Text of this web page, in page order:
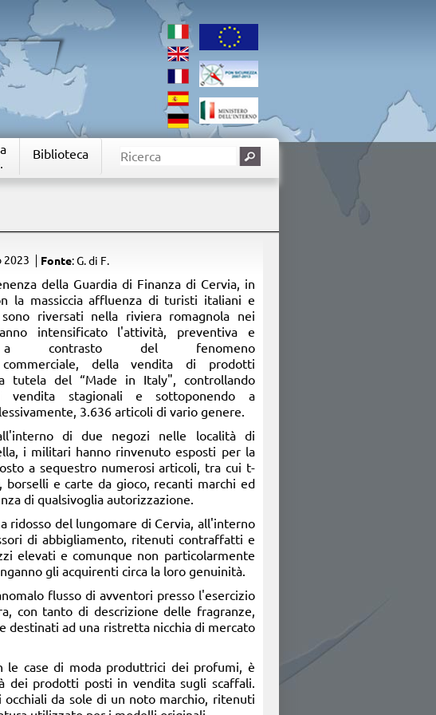
Biblioteca
2023 Fonte: G. di F.
della Guardia di Finanza di Cervia, in
la massiccia affluenza di turisti italiani e
riversati nella riviera romagnola nei
intensificato l'attività, preventiva e
a contrasto del fenomeno
commerciale, della vendita di prodotti
tutela del “Made in Italy", controllando
vendita stagionali e sottoponendo a
3.636 articoli di vario genere.
di due negozi nelle località di
i militari hanno rinvenuto esposti per la
a sequestro numerosi articoli, tra cui t-
borselli e carte da gioco, recanti marchi ed
di qualsivoglia autorizzazione.
ridosso del lungomare di Cervia, all'interno
di abbigliamento, ritenuti contraffatti e
elevati e comunque non particolarmente
gli acquirenti circa la loro genuinità.
flusso di avventori presso l'esercizio
con tanto di descrizione delle fragranze,
destinati ad una ristretta nicchia di mercato
le case di moda produttrici dei profumi, è
dei prodotti posti in vendita sugli scaffali.
da sole di un noto marchio, ritenuti